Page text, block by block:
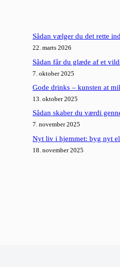
Sådan vælger du det rette
22. marts 2026
Sådan får du glæde af et
7. oktober 2025
Gode drinks – kunsten at
13. oktober 2025
Sådan skaber du værdi
7. november 2025
Nyt liv i hjemmet: byg nyt
18. november 2025